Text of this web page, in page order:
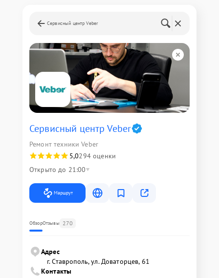
Сервисный центр Veber
Сервисный центр Veber
Ремонт техники Veber
5,0294 оценки
Открыто до 21:00
Маршрут
ОбзорОтзывы 270
Адрес
г. Ставрополь, ул. Доваторцев, 61
Контакты